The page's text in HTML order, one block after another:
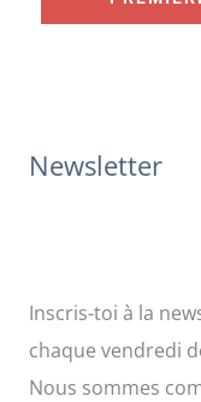
Newsletter
Inscris-toi à la
chaque vendredi
Nous sommes